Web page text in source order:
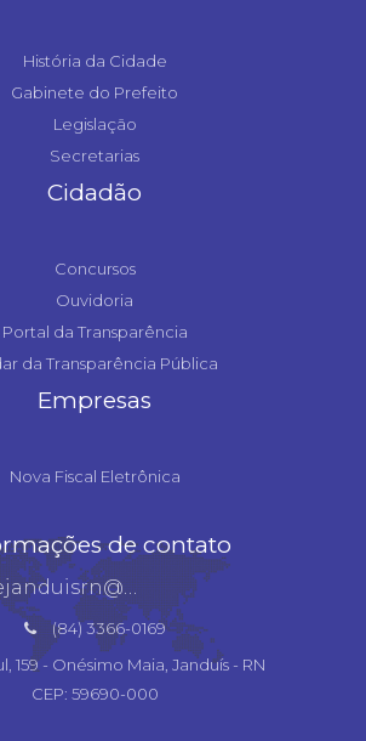
História da Cidade
Gabinete do Prefeito
Legislação
Secretarias
Cidadão
Concursos
Ouvidoria
Portal da Transparência
da Transparência Pública
Empresas
Nova Fiscal Eletrônica
de contato
(84) 3366-0169
159 - Onésimo Maia, Janduís - RN
CEP: 59690-000